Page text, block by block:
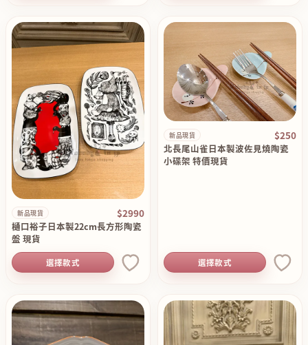
新品現貨 $2990
樋口裕子日本製22cm長方形陶瓷
盤 現貨
選擇款式
新品現貨 $250
北長尾山雀日本製波佐見燒陶瓷
小碟架 特價現貨
選擇款式